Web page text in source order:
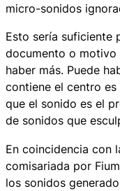
micro-sonidos
Esto sería suficiente
documento o motivo
haber más. Puede
contiene el centro
que el sonido es el
de sonidos que
En coincidencia con
comisariada por
los sonidos